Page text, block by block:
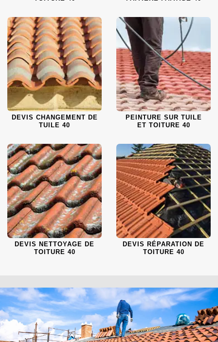
DEVIS CHANGEMENT DE
TUILE 40
PEINTURE SUR TUILE
ET TOITURE 40
DEVIS NETTOYAGE DE
TOITURE 40
DEVIS RÉPARATION DE
TOITURE 40